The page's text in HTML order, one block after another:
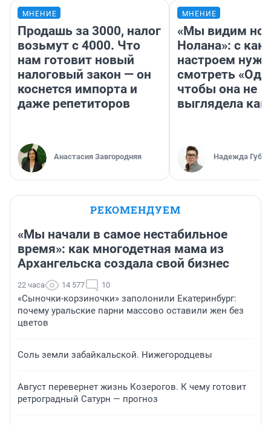
МНЕНИЕ
Продашь за 3000, налог
возьмут с 4000. Что
нам готовит новый
налоговый закон — он
коснется импорта и
даже репетиторов
Анастасия Завгородняя
МНЕНИЕ
«Мы видим
Нолана»: с
настроем
смотреть
чтобы она не
выглядела как
Надежда
РЕКОМЕНДУЕМ
«Мы начали в самое нестабильное
время»: как многодетная мама из
Архангельска создала свой бизнес
22 часа 14 577 10
«Сыночки-корзиночки» заполонили Екатеринбург:
почему уральские парни массово оставили жен без
цветов
Соль земли забайкальской. Нижегородцевы
Август перевернет жизнь Козерогов. К чему готовит
ретроградный Сатурн — прогноз